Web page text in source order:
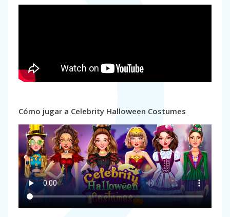
Cómo jugar a Celebrity Halloween Costumes